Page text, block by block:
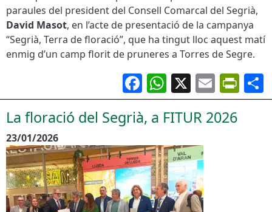
paraules del president del Consell Comarcal del Segrià,
David Masot, en l’acte de presentació de la campanya
“Segrià, Terra de floració”, que ha tingut lloc aquest matí
enmig d’un camp florit de pruneres a Torres de Segre.
Facebook
WhatsApp
X Email
La floració del Segrià, a FITUR 2026
23/01/2026